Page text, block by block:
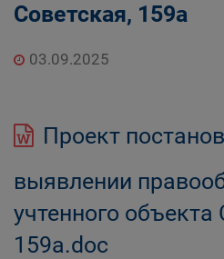
Советская, 159а
03.09.2025
Проект
выявлении
учтенного объекта
159а.doc